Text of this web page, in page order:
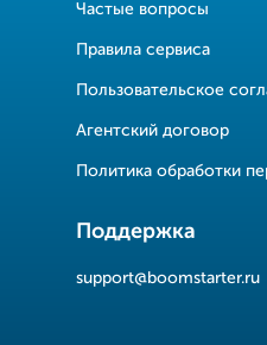
Частые вопросы
Правила сервиса
Пользовательское
Агентский договор
Политика обработки
Поддержка
support@boomstarter.ru